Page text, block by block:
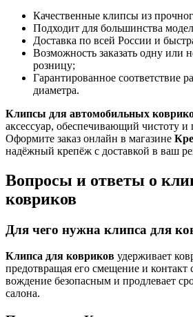
Качественные клипсы из
Подходит для большинства
Доставка по всей России и
Возможность заказать одну или
розницу;
Гарантированное соответствие
диаметра.
Клипсы для автомобильных
аксессуар, обеспечивающий чистоту и
Оформите заказ онлайн в магазине
надёжный крепёж с доставкой в ваш
Вопросы и ответы о
ковриков
Для чего нужна клипса для
Клипса для ковриков удерживает
предотвращая его смещение и контакт
вождение безопасным и продлевает
салона.